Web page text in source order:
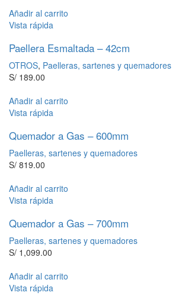
Añadir al carrito
Vista rápida
Paellera Esmaltada – 42cm
OTROS, Paelleras, sartenes y quemadores
S/ 189.00
Añadir al carrito
Vista rápida
Quemador a Gas – 600mm
Paelleras, sartenes y quemadores
S/ 819.00
Añadir al carrito
Vista rápida
Quemador a Gas – 700mm
Paelleras, sartenes y quemadores
S/ 1,099.00
Añadir al carrito
Vista rápida